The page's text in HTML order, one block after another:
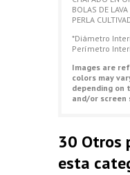
BOLAS DE
PERLA
*Diámetro
Perímetro
Images are
colors may
depending on
and/or
30 Otros
esta